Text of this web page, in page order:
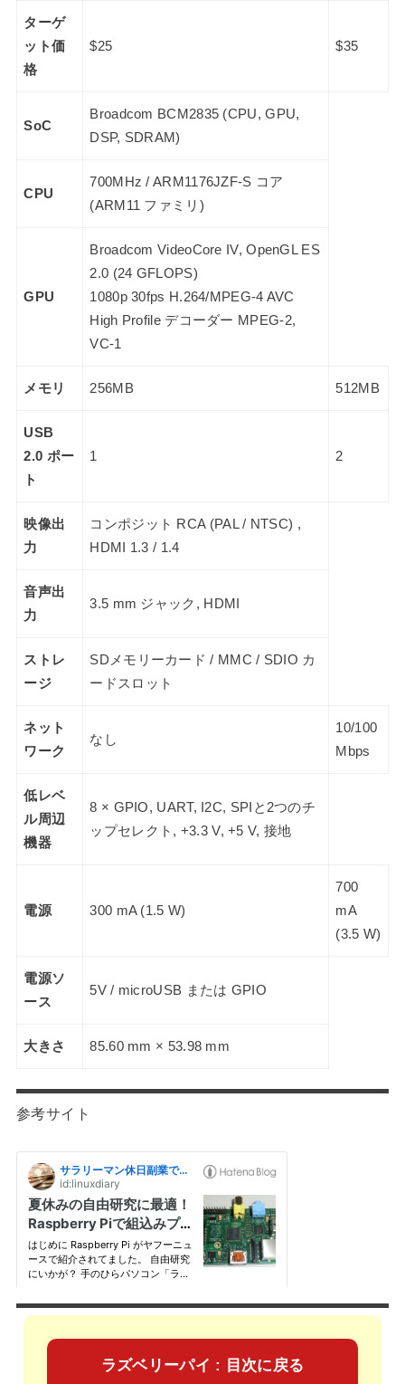
ターゲ
ット価
格
$25 $35
SoC
Broadcom BCM2835 (CPU, GPU,
DSP, SDRAM)
CPU
700MHz / ARM1176JZF-S コア
(ARM11 ファミリ)
GPU
Broadcom VideoCore IV, OpenGL ES
2.0 (24 GFLOPS)
1080p 30fps H.264/MPEG-4 AVC
High Profile デコーダー MPEG-2,
VC-1
メモリ 256MB 512MB
USB
2.0 ポー
ト
1 2
映像出
力
コンポジット RCA (PAL / NTSC) ,
HDMI 1.3 / 1.4
音声出
力
3.5 mm ジャック, HDMI
ストレ
ージ
SDメモリーカード / MMC / SDIO カ
ードスロット
ネット
ワーク
なし
10/100
Mbps
低レベ
ル周辺
機器
8 × GPIO, UART, I2C, SPIと2つのチ
ップセレクト, +3.3 V, +5 V, 接地
電源 300 mA (1.5 W)
700
mA
(3.5 W)
電源ソ
ース
5V / microUSB または GPIO
大きさ 85.60 mm × 53.98 mm
参考サイト
ラズベリーパイ : 目次に戻る